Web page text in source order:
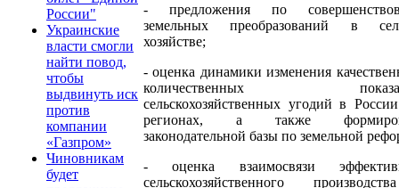
России"
Украинские
власти смогли
найти повод,
чтобы
выдвинуть иск
против
компании
«Газпром»
Чиновникам
будет
- предложения по
земельных преобразований в
хозяйстве;
- оценка динамики изменения
количественных
сельскохозяйственных угодий в
регионах, а также
законодательной базы по земельной
- оценка взаимосвязи
сельскохозяйственного